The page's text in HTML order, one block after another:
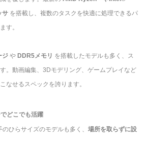
サ を搭載し、複数のタスクを快適に処理できるパ
す。
ジ や DDR5メモリ を搭載したモデルも多く、ス
。動画編集、3Dモデリング、ゲームプレイなど
なせるスペックを誇ります。
どこでも活躍
ひらサイズのモデルも多く、 場所を取らずに設